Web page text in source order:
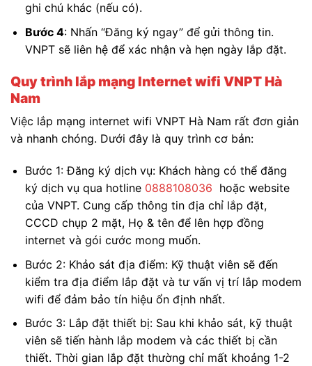
ghi chú khác (nếu có).
Bước 4: Nhấn “Đăng ký ngay” để gửi thông tin.
VNPT sẽ liên hệ để xác nhận và hẹn ngày lắp đặt.
Quy trình lắp mạng Internet wifi VNPT Hà
Nam
Việc lắp mạng internet wifi VNPT Hà Nam rất đơn giản
và nhanh chóng. Dưới đây là quy trình cơ bản:
Bước 1: Đăng ký dịch vụ: Khách hàng có thể đăng
ký dịch vụ qua hotline 0888108036 hoặc website
của VNPT. Cung cấp thông tin địa chỉ lắp đặt,
CCCD chụp 2 mặt, Họ & tên để lên hợp đồng
internet và gói cước mong muốn.
Bước 2: Khảo sát địa điểm: Kỹ thuật viên sẽ đến
kiểm tra địa điểm lắp đặt và tư vấn vị trí lắp modem
wifi để đảm bảo tín hiệu ổn định nhất.
Bước 3: Lắp đặt thiết bị: Sau khi khảo sát, kỹ thuật
viên sẽ tiến hành lắp modem và các thiết bị cần
thiết. Thời gian lắp đặt thường chỉ mất khoảng 1-2